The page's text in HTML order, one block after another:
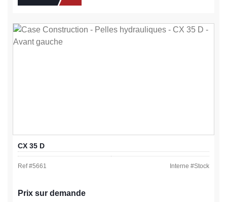
CX 35 D
Ref #5661 Interne #Stock
Prix sur demande